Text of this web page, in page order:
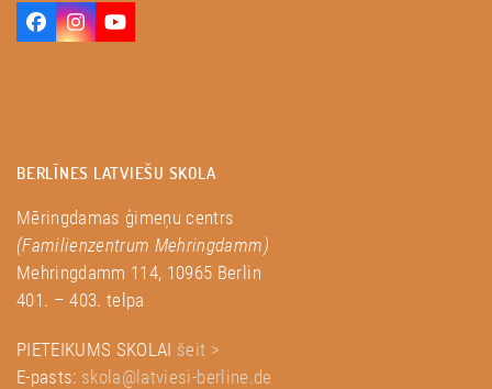
Facebook
InstagramYouTube
BERLĪNES LATVIEŠU SKOLA
Mēringdamas ģimeņu centrs
(Familienzentrum Mehringdamm)
Mehringdamm 114, 10965 Berlin
401. – 403. telpa
PIETEIKUMS SKOLAI šeit >
E-pasts: skola@latviesi-berline.de